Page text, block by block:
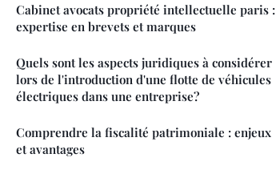
Cabinet avocats propriété intellectuelle paris :
expertise en brevets et marques
Quels sont les aspects juridiques à considérer
lors de l'introduction d'une flotte de véhicules
électriques dans une entreprise?
Comprendre la fiscalité patrimoniale : enjeux
et avantages